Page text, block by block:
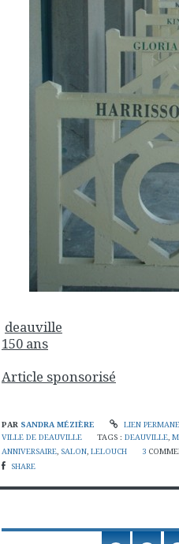
deauville
150 ans
Article sponsorisé
PAR SANDRA MÉZIÈRE LIEN
VILLE DE DEAUVILLE
TAGS :DEAUVILLE,
ANNIVERSAIRE, SALON, LELOUCH 3
SHARE